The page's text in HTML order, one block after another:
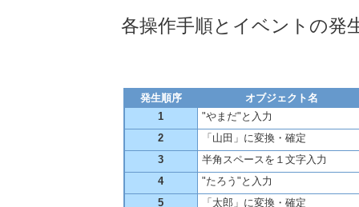
各操作手順とイベントの発
発生順序
オブジェクト名
1
"やまだ"と入力
2
「山田」に変換・確定
3
半角スペースを１文字入力
4
"たろう"と入力
5
「太郎」に変換・確定